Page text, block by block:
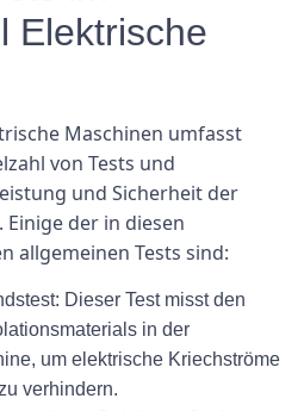
Elektrische
Maschinen umfasst
von Tests und
und Sicherheit der
der in diesen
allgemeinen Tests sind:
Dieser Test misst den
in der
um elektrische Kriechströme
verhindern.